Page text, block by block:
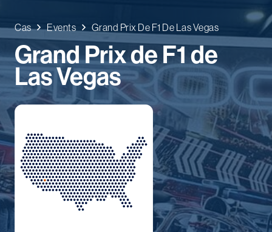
Cas Events Grand Prix De F1 De Las Vegas
Grand Prix de F1 de
Las Vegas